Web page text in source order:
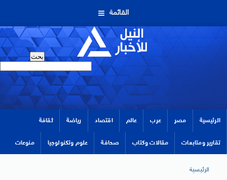
القائمة
الرئيسية مصر عرب عالم اقتصاد رياضة ثقافة
تقارير ومتابعات مقالات وكتاب صحافة علوم وتكنولوجيا منوعات
الرئيسية